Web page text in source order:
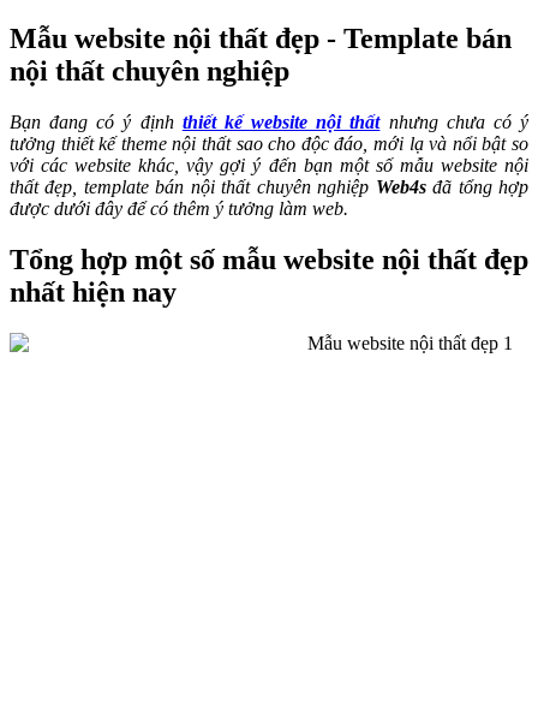
Mẫu website nội thất đẹp - Template bán
nội thất chuyên nghiệp
Bạn đang có ý định thiết kế website nội thấtnhưng chưa có ý
tưởng thiết kế theme nội thất sao cho độc đáo, mới lạ và nổi bật so
với các website khác, vậy gợi ý đến bạn một số mẫu website nội
thất đẹp, template bán nội thất chuyên nghiệp Web4sđã tổng hợp
được dưới đây để có thêm ý tưởng làm web.
Tổng hợp một số mẫu website nội thất đẹp
nhất hiện nay